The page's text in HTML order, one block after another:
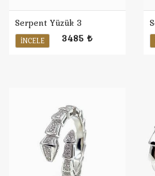
Serpent Yüzük 3
İNCELE 3485 ₺